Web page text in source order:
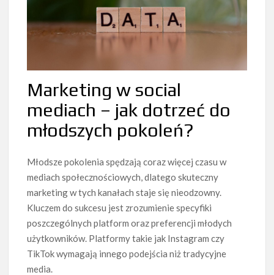
Marketing w social
mediach – jak dotrzeć do
młodszych pokoleń?
Młodsze pokolenia spędzają coraz więcej czasu w
mediach społecznościowych, dlatego skuteczny
marketing w tych kanałach staje się nieodzowny.
Kluczem do sukcesu jest zrozumienie specyfiki
poszczególnych platform oraz preferencji młodych
użytkowników. Platformy takie jak Instagram czy
TikTok wymagają innego podejścia niż tradycyjne
media.